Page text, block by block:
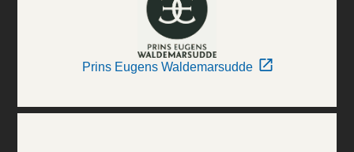
Prins Eugens Waldemarsudde